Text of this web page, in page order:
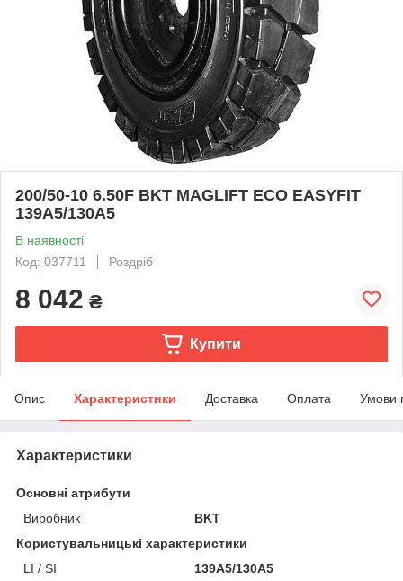
200/50-10 6.50F BKT MAGLIFT ECO EASYFIT
139A5/130A5
В наявності
Код: 037711
Роздріб
8 042 ₴
Купити
Опис Характеристики Доставка Оплата Умови
Характеристики
Основні атрибути
Виробник
BKT
Користувальницькі характеристики
LI / SI
139A5/130A5